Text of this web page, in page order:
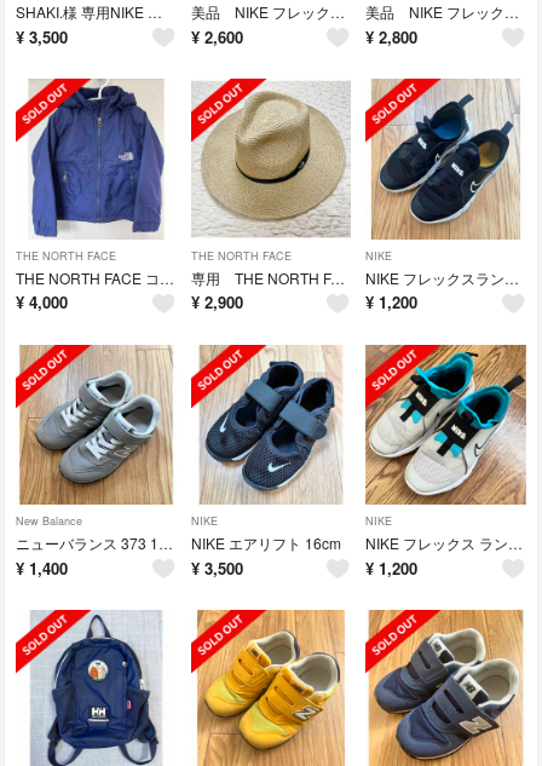
SHAKI.様 専用NIKE エアリフト キッズ 19cm
¥ 3,500
美品 NIKE フレックスランナー 17.5cm
¥ 2,600
美品 NIKE フレックス ランナー 21cm
¥ 2,800
THE NORTH FACE
THE NORTH FACE コンパクトノマドジャケット 100
¥ 4,000
THE NORTH FACE
専用 THE NORTH FACE ハット
¥ 2,900
NIKE
NIKE フレックスランナー 20cm
¥ 1,200
New Balance
ニューバランス 373 17cm
¥ 1,400
NIKE
NIKE エアリフト 16cm
¥ 3,500
NIKE
NIKE フレックス ランナー 20cm
¥ 1,200